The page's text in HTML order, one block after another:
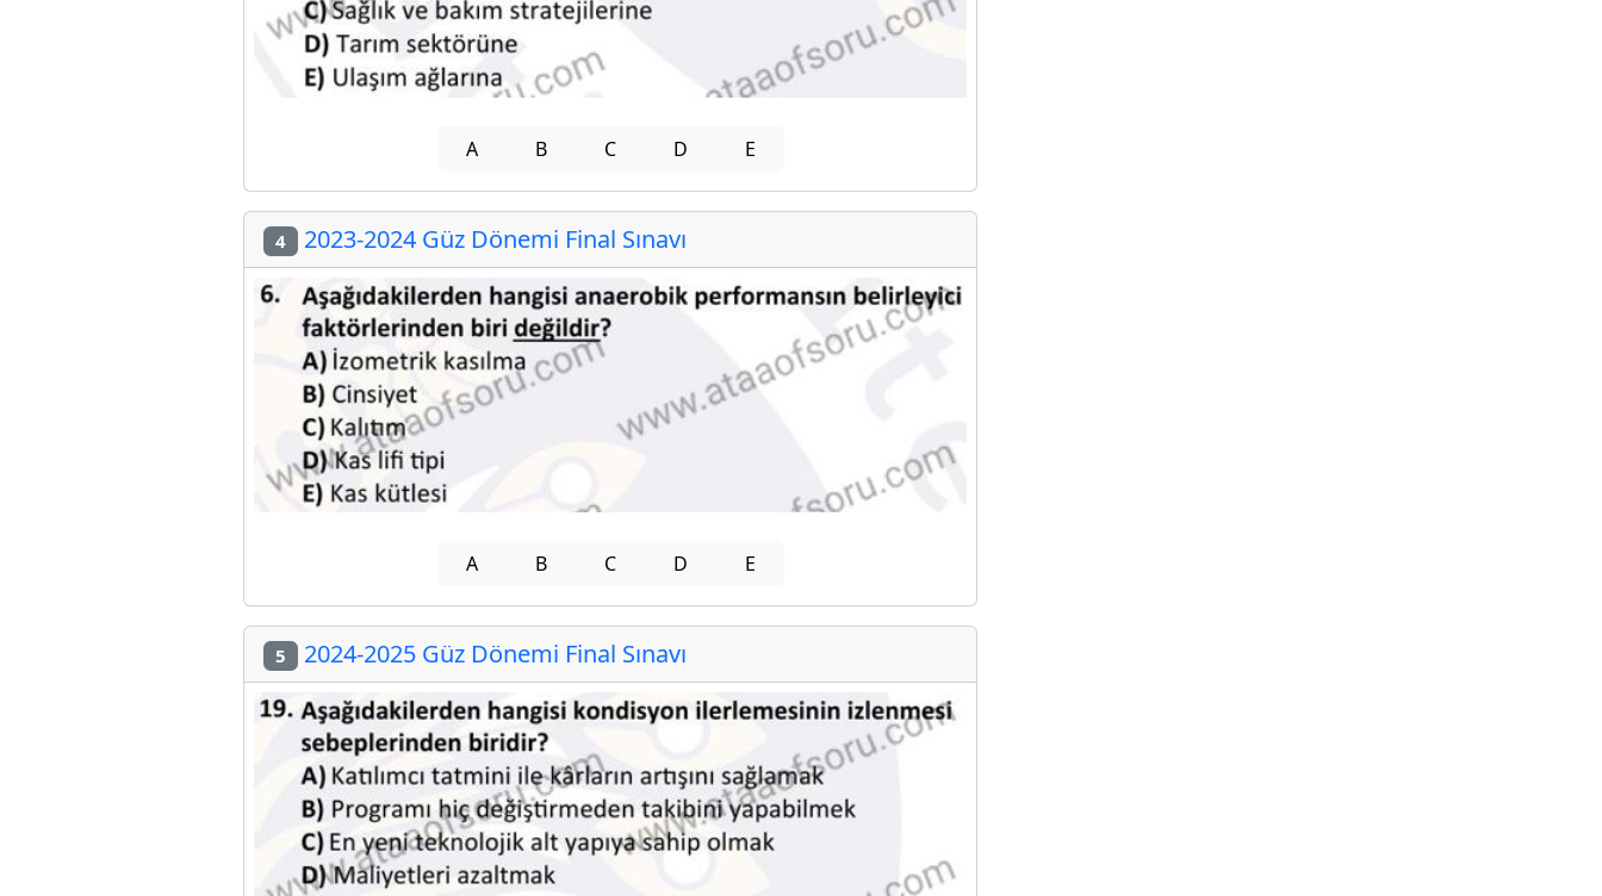
A B C D E
4 2023-2024 Güz Dönemi Final Sınavı
A B C D E
5 2024-2025 Güz Dönemi Final Sınavı